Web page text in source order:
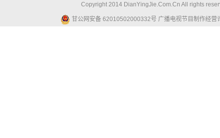
Copyright 2014 DianYingJie.Com.Cn All rights
甘公网安备 62010502000332号 广播电视节目制作经